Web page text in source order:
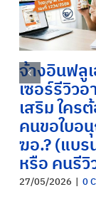
จ้างอินฟลู
เซอร์รีวิวอ
เสริม ใคร
คนขอใบอ
ฆอ.? (แบ
หรือ คนรีวิ
27/05/2026 | 0